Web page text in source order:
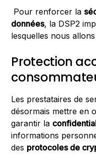
Pour renforcer la
données, la DSP2
lesquelles nous
Protection
Les prestataires de
désormais mettre en
garantir la
informations
des protocoles de